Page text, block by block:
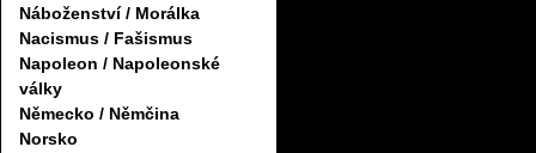
Náboženství / Morálka
Nacismus / Fašismus
Napoleon / Napoleonské
války
Německo / Němčina
Norsko